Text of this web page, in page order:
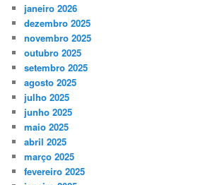
janeiro 2026
dezembro 2025
novembro 2025
outubro 2025
setembro 2025
agosto 2025
julho 2025
junho 2025
maio 2025
abril 2025
março 2025
fevereiro 2025